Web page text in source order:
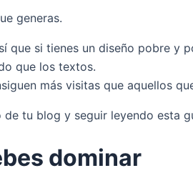
generas.
que si tienes un diseño pobre
que los textos.
más visitas que aquellos
tu blog y seguir leyendo esta
dominar